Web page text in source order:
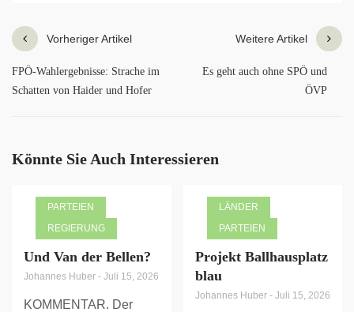
Vorheriger Artikel
FPÖ-Wahlergebnisse: Strache im
Schatten von Haider und Hofer
Weitere Artikel
Es geht auch ohne SPÖ und
ÖVP
Könnte Sie Auch Interessieren
PARTEIEN
REGIERUNG
Und Van der Bellen?
Johannes Huber - Juli 15, 2026
KOMMENTAR. Der
LÄNDER
PARTEIEN
Projekt Ballhausplatz
blau
Johannes Huber - Juli 15, 2026